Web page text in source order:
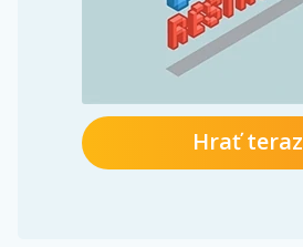
Hrať teraz